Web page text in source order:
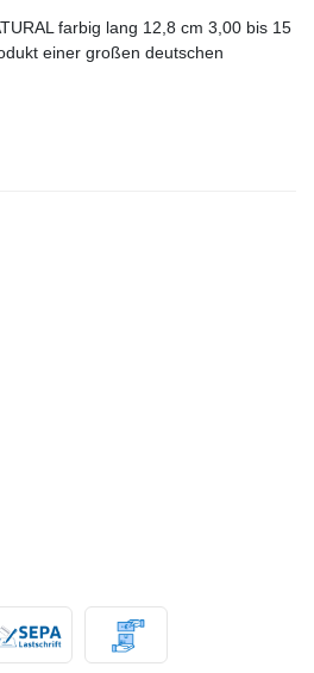
farbig lang 12,8 cm 3,00 bis 15
einer großen deutschen